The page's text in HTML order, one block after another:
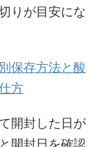
りが目安にな
保存方法と酸
方
開封した日が
開封日を確認